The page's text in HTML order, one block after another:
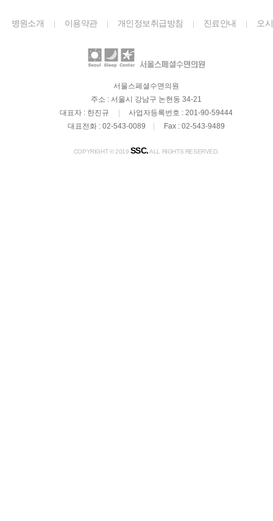
병원소개 이용약관 개인정보취급방침 진료안내 오
길 | Youtube
서울스페셜수면의원
주소 : 서울시 강남구 논현동 34-21
대표자 : 한진규
사업자등록번호 : 201-90-59444
대표전화 : 02-543-0089
Fax : 02-543-9489
COPYRIGHT © 2019 SSC.ALL RIGHTS RESERVED.